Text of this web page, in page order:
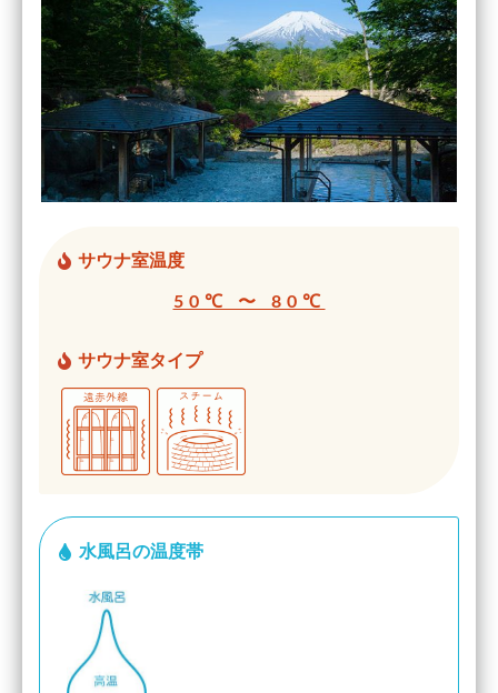
サウナ室温度
50℃ 〜 80℃
サウナ室タイプ
水風呂の温度帯